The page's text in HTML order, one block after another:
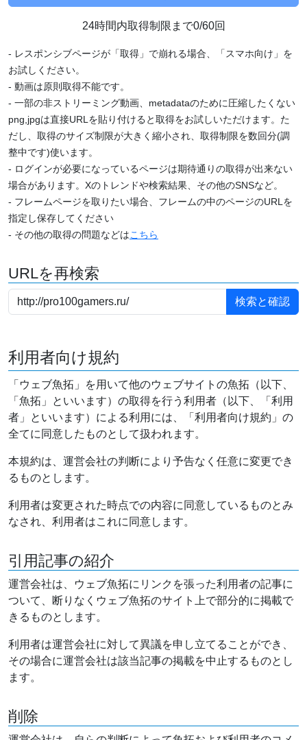
24時間内取得制限まで0/60回
- レスポンシブページが「取得」で崩れる場合、「スマホ向け」を
お試しください。
- 動画は原則取得不能です。
- 一部の非ストリーミング動画、metadataのために圧縮したくない
png,jpgは直接URLを貼り付けると取得をお試しいただけます。た
だし、取得のサイズ制限が大きく縮小され、取得制限を数回分(調
整中です)使います。
- ログインが必要になっているページは期待通りの取得が出来ない
場合があります。Xのトレンドや検索結果、その他のSNSなど。
- フレームページを取りたい場合、フレームの中のページのURLを
指定し保存してください
- その他の取得の問題などはこちら
URLを再検索
利用者向け規約
「ウェブ魚拓」を用いて他のウェブサイトの魚拓（以下、
「魚拓」といいます）の取得を行う利用者（以下、「利用
者」といいます）による利用には、「利用者向け規約」の
全てに同意したものとして扱われます。
本規約は、運営会社の判断により予告なく任意に変更でき
るものとします。
利用者は変更された時点での内容に同意しているものとみ
なされ、利用者はこれに同意します。
引用記事の紹介
運営会社は、ウェブ魚拓にリンクを張った利用者の記事に
ついて、断りなくウェブ魚拓のサイト上で部分的に掲載で
きるものとします。
利用者は運営会社に対して異議を申し立てることができ、
その場合に運営会社は該当記事の掲載を中止するものとし
ます。
削除